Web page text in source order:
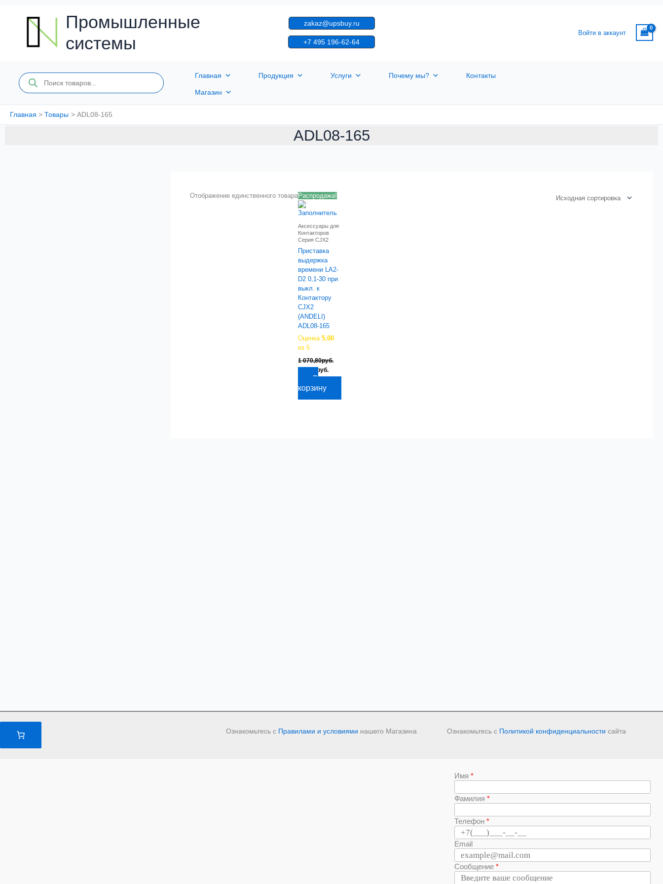
содержимому
Промышленные
системы
zakaz@upsbuy.ru
+7 495 196-62-64
Войти в аккаунт
Поиск
товаров
Главная Продукция Услуги Почему мы? Контакты
Магазин
Главная Товары ADL08-165
ADL08-165
Отображение единственного товараРаспродажа!
Аксессуары для
Контакторов
Серия CJX2
Приставка
выдержка
времени LA2-
D2 0,1-30 при
выкл. к
Контактору
CJX2
(ANDELI)
ADL08-165
Оценка 5.00
из 5
1 070,80руб.
Первоначальная
1
руб.
цена:
В
корзину
Ознакомьтесь с Правилами и условиями нашего Магазина Ознакомьтесь с Политикой конфиденциальности сайта
Имя
Фамилия
Телефон
Email
Сообщение